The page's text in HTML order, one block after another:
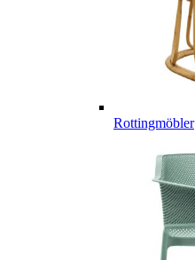
Rottingmöbler